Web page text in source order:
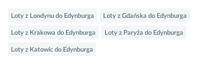
Loty z Londynu do Edynburga Loty z Gdańska do Edynburga
Loty z Krakowa do Edynburga Loty z Paryża do Edynburga
Loty z Katowic do Edynburga